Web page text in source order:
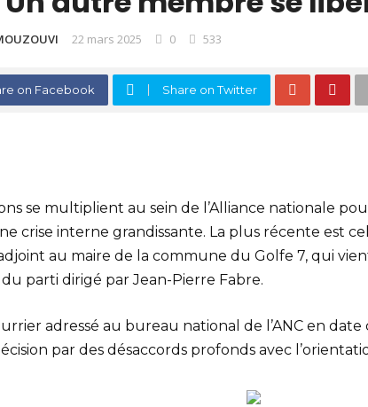
22 mars 2025 0 533
on Facebook Share on Twitter
se multiplient au sein de l’Alliance nationale
crise interne grandissante. La plus récente est
au maire de la commune du Golfe 7, qui
parti dirigé par Jean-Pierre Fabre.
adressé au bureau national de l’ANC en date
par des désaccords profonds avec